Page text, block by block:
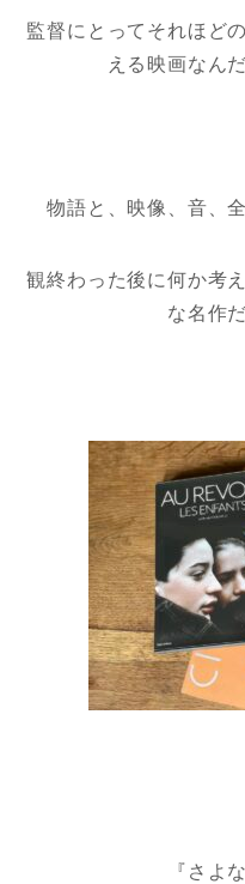
監督にとってそれほど
える映画なん
物語と、映像、音、
観終わった後に何か考
な名作
『さよ